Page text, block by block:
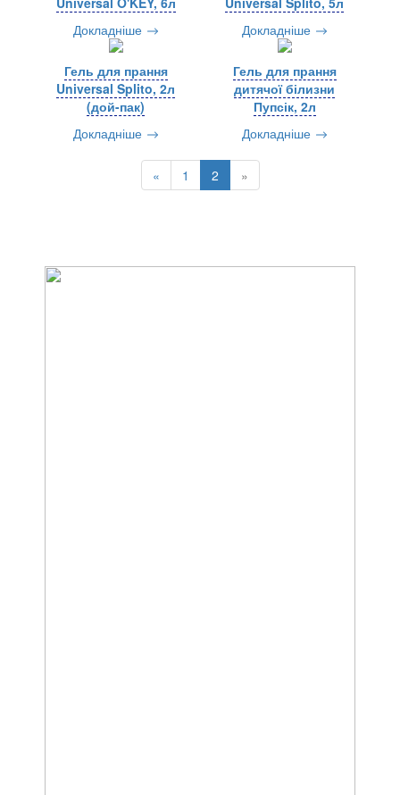
Докладніше
Докладніше
Гель для прання
Universal Splito, 2л
(дой-пак)
Докладніше
Гель для прання
дитячої білизни
Пупсік, 2л
Докладніше
« 1 2 »